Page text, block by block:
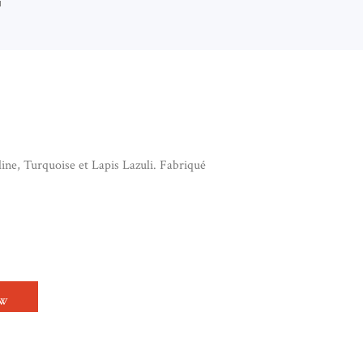
Turquoise et Lapis Lazuli. Fabriqué
EN CORNALINE, TURQUOISE ET LAPIS